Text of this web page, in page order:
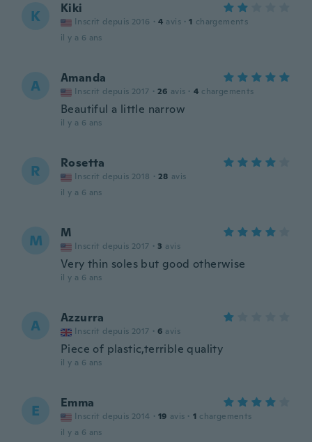
K Kiki
Inscrit depuis 2016 · 4 avis · 1 chargements
il y a 6 ans
A Amanda
Inscrit depuis 2017 · 26 avis · 4 chargements
Beautiful a little narrow
il y a 6 ans
R Rosetta
Inscrit depuis 2018 · 28 avis
il y a 6 ans
M M
Inscrit depuis 2017 · 3 avis
Very thin soles but good otherwise
il y a 6 ans
A Azzurra
Inscrit depuis 2017 · 6 avis
Piece of plastic,terrible quality
il y a 6 ans
E Emma
Inscrit depuis 2014 · 19 avis · 1 chargements
il y a 6 ans